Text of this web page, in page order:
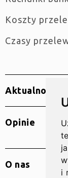
i
Koszty
Czasy
Aktualności
Opinie
O nas